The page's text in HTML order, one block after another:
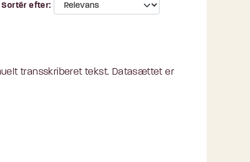
Sortér efter
transskriberet tekst. Datasættet er